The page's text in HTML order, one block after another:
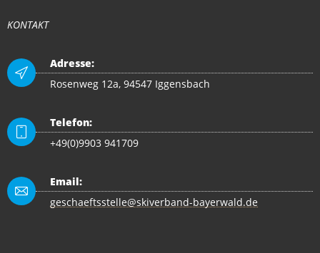
KONTAKT
Adresse:
Rosenweg 12a, 94547 Iggensbach
Telefon:
+49(0)9903 941709
Email:
geschaeftsstelle@skiverband-bayerwald.de